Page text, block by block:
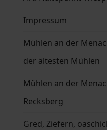
Impressum
Mühlen an der
der ältesten Mühlen
Mühlen an der
Recksberg
Gred, Ziefern,